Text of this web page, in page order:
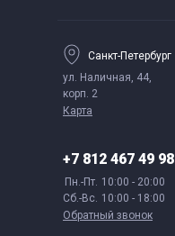
Санкт-Петербург
ул. Наличная, 44,
корп. 2
Карта
+7 812 467 49 98
Пн.-Пт. 10:00 - 20:00
Сб.-Вс. 10:00 - 18:00
Обратный звонок